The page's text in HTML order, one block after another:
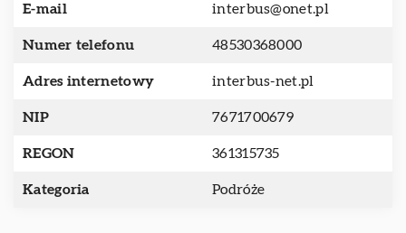
E-mail interbus@onet.pl
Numer telefonu 48530368000
Adres internetowy interbus-net.pl
NIP 7671700679
REGON 361315735
Kategoria Podróże